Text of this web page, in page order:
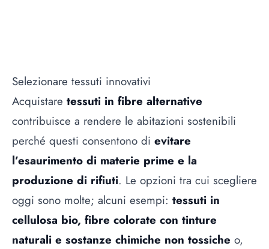
Selezionare tessuti innovativi
Acquistare tessuti in fibre alternative
contribuisce a rendere le abitazioni sostenibili
perché questi consentono di evitare
l’esaurimento di materie prime e la
produzione di rifiuti. Le opzioni tra cui scegliere
oggi sono molte; alcuni esempi: tessuti in
cellulosa bio, fibre colorate con tinture
naturali e sostanze chimiche non tossiche o,